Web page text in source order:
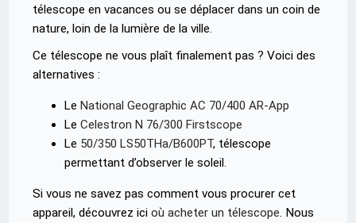
télescope en vacances ou se déplacer dans un coin de
nature, loin de la lumière de la ville.
Ce télescope ne vous plaît finalement pas ? Voici des
alternatives :
Le National Geographic AC 70/400 AR-App
Le Celestron N 76/300 Firstscope
Le 50/350 LS50THa/B600PT, télescope
permettant d’observer le soleil.
Si vous ne savez pas comment vous procurer cet
appareil, découvrez ici où acheter un télescope . Nous